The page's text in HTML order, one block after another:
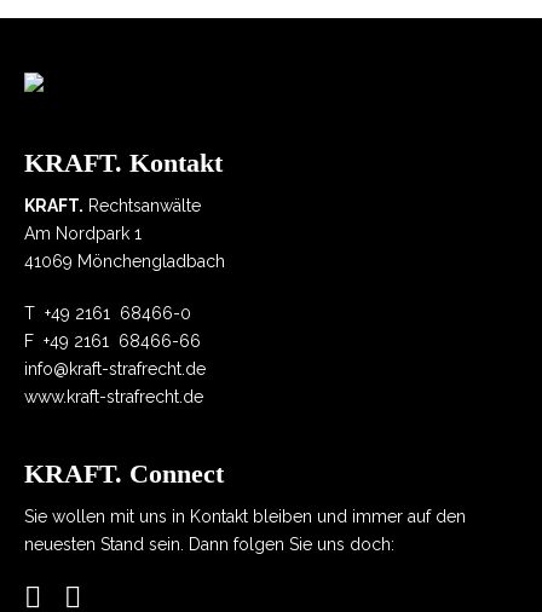
KRAFT. Kontakt
KRAFT. Rechtsanwälte
Am Nordpark 1
41069 Mönchengladbach
T +49 2161 68466-0
F +49 2161 68466-66
info@kraft-strafrecht.de
www.kraft-strafrecht.de
KRAFT. Connect
Sie wollen mit uns in Kontakt bleiben und immer auf den
neuesten Stand sein. Dann folgen Sie uns doch: